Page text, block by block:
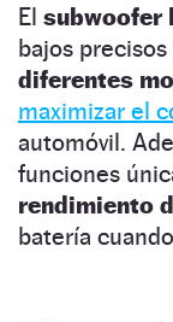
El subwoofer
bajos
diferentes
maximizar el
automóvil.
funciones
rendimiento
batería